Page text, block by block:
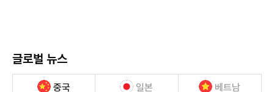
글로벌 뉴스
중국 일본 베트남